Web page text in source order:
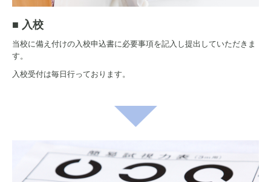
■ 入校
当校に備え付けの入校申込書に必要事項を記入し提出していただきま
す。
入校受付は毎日行っております。